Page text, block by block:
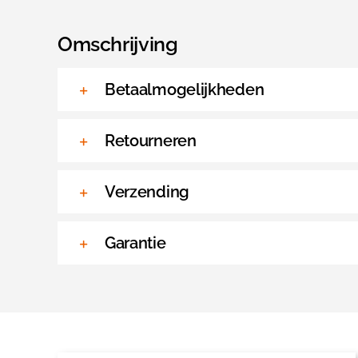
Omschrijving
Betaalmogelijkheden
Retourneren
Verzending
Garantie